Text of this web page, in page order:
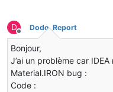
D
Hors-ligne
Dodo_Report
Bonjour,
J’ai un problème car
Material.IRON bug :
Code :